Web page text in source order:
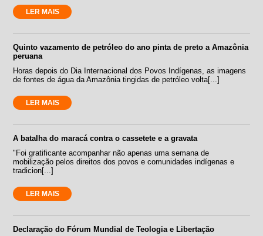
LER MAIS
Quinto vazamento de petróleo do ano pinta de preto a Amazônia
peruana
Horas depois do Dia Internacional dos Povos Indígenas, as imagens
de fontes de água da Amazônia tingidas de petróleo volta[...]
LER MAIS
A batalha do maracá contra o cassetete e a gravata
"Foi gratificante acompanhar não apenas uma semana de
mobilização pelos direitos dos povos e comunidades indígenas e
tradicion[...]
LER MAIS
Declaração do Fórum Mundial de Teologia e Libertação